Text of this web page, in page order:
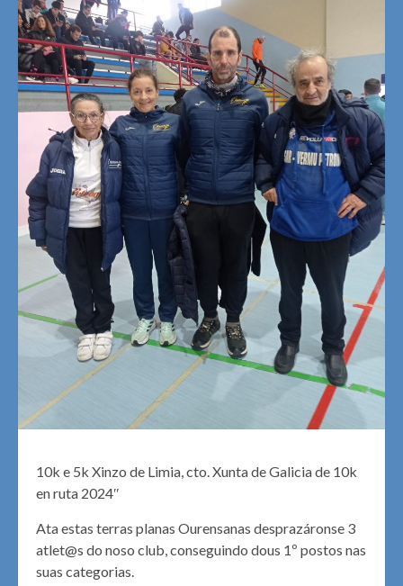
10k e 5k Xinzo de Limia, cto. Xunta de Galicia de 10k
en ruta 2024″
Ata estas terras planas Ourensanas desprazáronse 3
atlet@s do noso club, conseguindo dous 1º postos nas
suas categorias.